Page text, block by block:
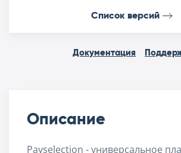
Список версий
Документация
Описание
Payselection - универсальное